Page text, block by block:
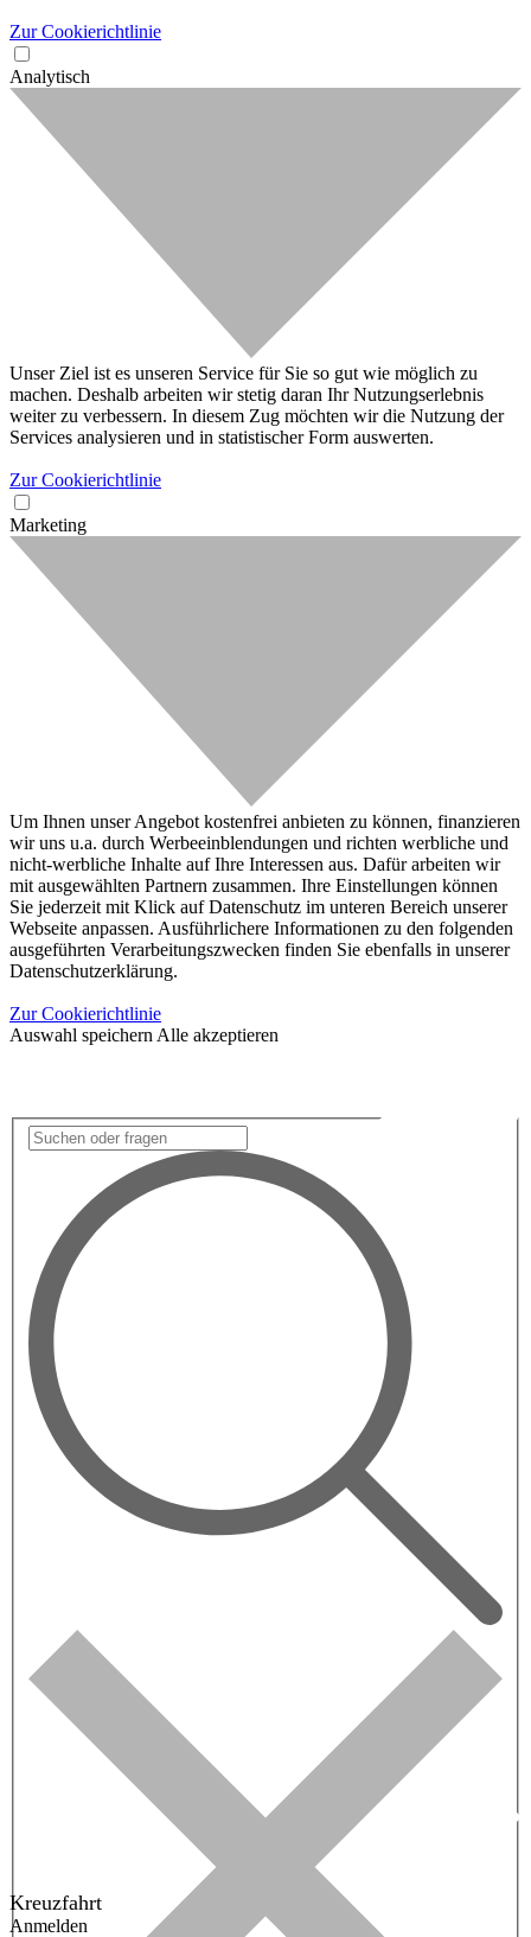
Zur Cookierichtlinie
Analytisch
Unser Ziel ist es unseren Service für Sie so gut wie möglich zu
machen. Deshalb arbeiten wir stetig daran Ihr Nutzungserlebnis
weiter zu verbessern. In diesem Zug möchten wir die Nutzung der
Services analysieren und in statistischer Form auswerten.
Zur Cookierichtlinie
Marketing
Um Ihnen unser Angebot kostenfrei anbieten zu können, finanzieren
wir uns u.a. durch Werbeeinblendungen und richten werbliche und
nicht-werbliche Inhalte auf Ihre Interessen aus. Dafür arbeiten wir
mit ausgewählten Partnern zusammen. Ihre Einstellungen können
Sie jederzeit mit Klick auf Datenschutz im unteren Bereich unserer
Webseite anpassen. Ausführlichere Informationen zu den folgenden
ausgeführten Verarbeitungszwecken finden Sie ebenfalls in unserer
Datenschutzerklärung.
Zur Cookierichtlinie
Auswahl speichern Alle akzeptieren
Kreuzfahrt
Anmelden